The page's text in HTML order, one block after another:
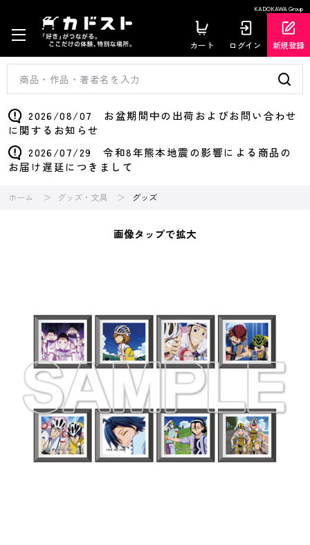
KADOKAWA Group
カート ログイン 新規登録
2026/08/07 お盆期間中の出荷およびお問い合わせ
に関するお知らせ
2026/07/29 令和8年熊本地震の影響による商品の
お届け遅延につきまして
ホーム グッズ・文具 グッズ
画像タップで拡大